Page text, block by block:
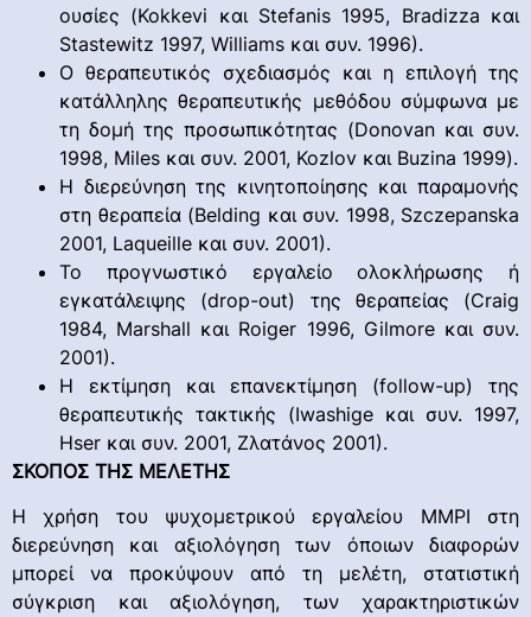
ουσίες (Kokkevi και Stefanis 1995, Bradizza και
Stastewitz 1997, Williams και συν. 1996).
Ο θεραπευτικός σχεδιασμός και η επιλογή της
κατάλληλης θεραπευτικής μεθόδου σύμφωνα με
τη δομή της προσωπικότητας (Donovan και συν.
1998, Miles και συν. 2001, Kozlov και Buzina 1999).
Η διερεύνηση της κινητοποίησης και παραμονής
στη θεραπεία (Belding και συν. 1998, Szczepanska
2001, Laqueille και συν. 2001).
Το προγνωστικό εργαλείο ολοκλήρωσης ή
εγκατάλειψης (drop-out) της θεραπείας (Craig
1984, Marshall και Roiger 1996, Gilmore και συν.
2001).
Η εκτίμηση και επανεκτίμηση (follow-up) της
θεραπευτικής τακτικής (Iwashige και συν. 1997,
Hser και συν. 2001, Ζλατάνος 2001).
ΣΚΟΠΟΣ ΤΗΣ ΜΕΛΕΤΗΣ
Η χρήση του ψυχομετρικού εργαλείου ΜΜΡΙ στη
διερεύνηση και αξιολόγηση των όποιων διαφορών
μπορεί να προκύψουν από τη μελέτη, στατιστική
σύγκριση και αξιολόγηση, των χαρακτηριστικών